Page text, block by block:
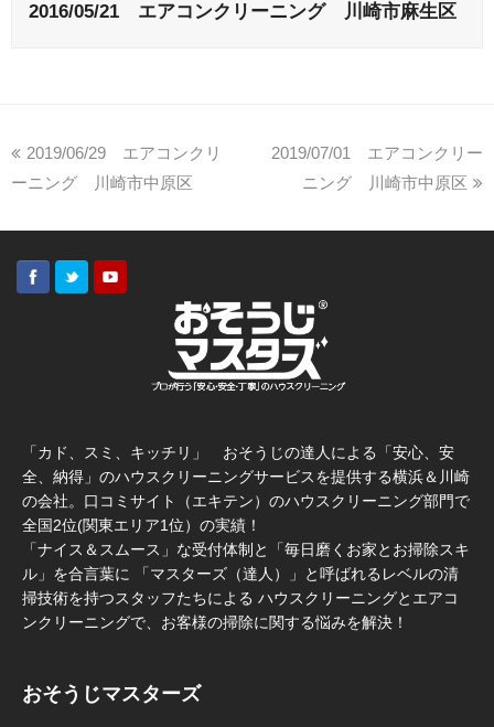
2016/05/21 エアコンクリーニング 川崎市麻生区
2019/06/29 エアコンクリ
ーニング 川崎市中原区
2019/07/01 エアコンクリー
ニング 川崎市中原区
「カド、スミ、キッチリ」 おそうじの達人による「安心、安
全、納得」のハウスクリーニングサービスを提供する横浜＆川崎
の会社。口コミサイト（エキテン）のハウスクリーニング部門で
全国2位(関東エリア1位）の実績！
「ナイス＆スムース」な受付体制と「毎日磨くお家とお掃除スキ
ル」を合言葉に 「マスターズ（達人）」と呼ばれるレベルの清
掃技術を持つスタッフたちによる ハウスクリーニングとエアコ
ンクリーニングで、お客様の掃除に関する悩みを解決！
おそうじマスターズ